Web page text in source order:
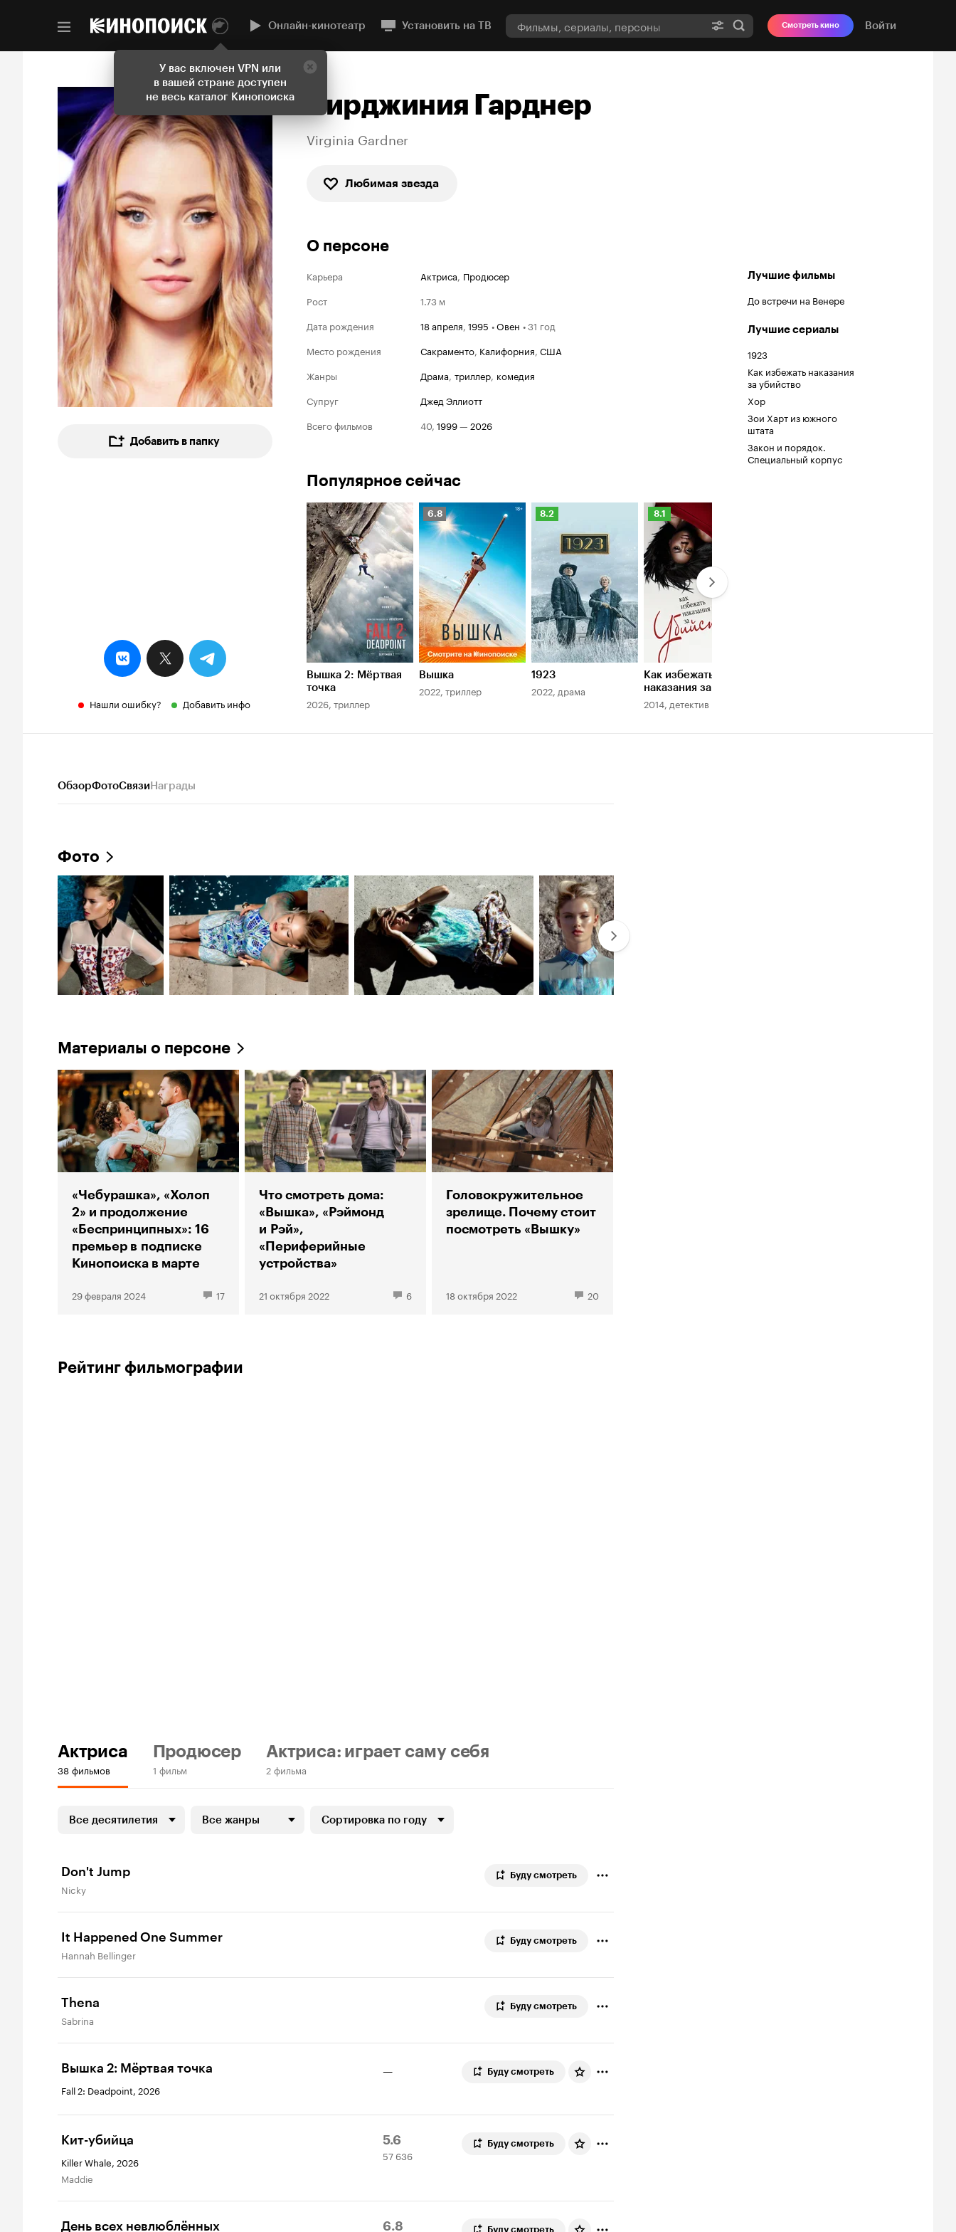
У вас включен VPN или
в вашей стране доступен
не весь каталог Кинопоиска
Онлайн-кинотеатр Установить на ТВ Смотреть кино Войти
Добавить в папку
Нашли ошибку? Добавить инфо
Вирджиния Гарднер
Virginia Gardner
Любимая звезда
О персоне
Карьера Актриса, Продюсер
Рост
1.73 м
Дата рождения
18 апреля, 1995 •Овен •31 год
Место рождения
Сакраменто, Калифорния, США
Жанры
драма, триллер, комедия
Супруг
Джед Эллиотт
Всего фильмов
40, 1999— 2026
Лучшие фильмы
До встречи на Венере
Лучшие сериалы
1923
Как избежать наказания
за убийство
Хор
Зои Харт из южного
штата
Закон и порядок.
Специальный корпус
Популярное сейчас
Вышка 2: Мёртвая
точка
2026, триллер
Рейтинг
Кинопоиска
6.8
6.8
Вышка
2022, триллер
Рейтинг
8.2
1923
2022, драма
Рейтинг
Кинопоиска
8.1
8.1
Как избежать
наказания за
убийство
2014, детектив
ОбзорФотоСвязиНаграды
Фото
Материалы о персоне
«Чебурашка», «Холоп
2» и продолжение
«Беспринципных»: 16
премьер в подписке
Кинопоиска в марте
29 февраля 2024 17
Что смотреть дома:
«Вышка», «Рэймонд
и Рэй»,
«Периферийные
устройства»
21 октября 2022 6
Головокружительное
зрелище. Почему стоит
посмотреть «Вышку»
18 октября 2022 20
Рейтинг фильмографии
Актриса
38 фильмов
Продюсер
1 фильм
Актриса: играет саму себя
2 фильма
Все десятилетия Все жанры Сортировка по году
Don't Jump
Nicky
Буду смотреть
It Happened One Summer
Hannah Bellinger
Буду смотреть
Thena
Sabrina
Буду смотреть
Вышка 2: Мёртвая точка
Fall 2: Deadpoint, 2026
— Буду смотреть
Кит-убийца
Killer Whale, 2026
Maddie
Рейтинг
Кинопоиска
5.6
57
636
57 636
Буду смотреть
День всех невлюблённых
Рейтинг
6.8
28
Буду смотреть